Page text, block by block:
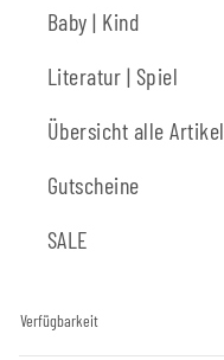
Baby | Kind
Literatur | Spiel
Übersicht alle Artikel
Gutscheine
SALE
Verfügbarkeit